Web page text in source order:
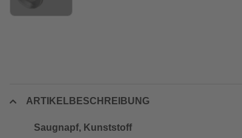
ARTIKELBESCHREIBUNG
Saugnapf, Kunststoff